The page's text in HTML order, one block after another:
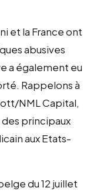
et la France ont
abusives
a également eu
Rappelons à
NML Capital,
des principaux
aux Etats-
du 12 juillet